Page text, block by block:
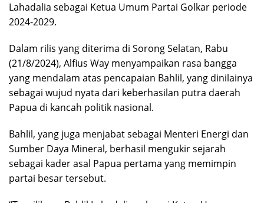
Lahadalia sebagai Ketua Umum Partai Golkar periode
2024-2029.
Dalam rilis yang diterima di Sorong Selatan, Rabu
(21/8/2024), Alfius Way menyampaikan rasa bangga
yang mendalam atas pencapaian Bahlil, yang dinilainya
sebagai wujud nyata dari keberhasilan putra daerah
Papua di kancah politik nasional.
Bahlil, yang juga menjabat sebagai Menteri Energi dan
Sumber Daya Mineral, berhasil mengukir sejarah
sebagai kader asal Papua pertama yang memimpin
partai besar tersebut.